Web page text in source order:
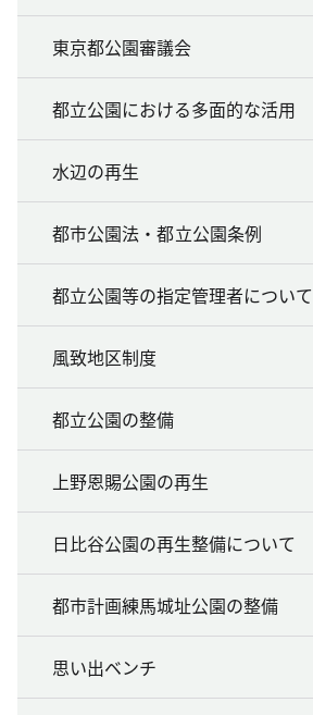
東京都公園審議会
都立公園における多面的な活用
水辺の再生
都市公園法・都立公園条例
都立公園等の指定管理者について
風致地区制度
都立公園の整備
上野恩賜公園の再生
日比谷公園の再生整備について
都市計画練馬城址公園の整備
思い出ベンチ